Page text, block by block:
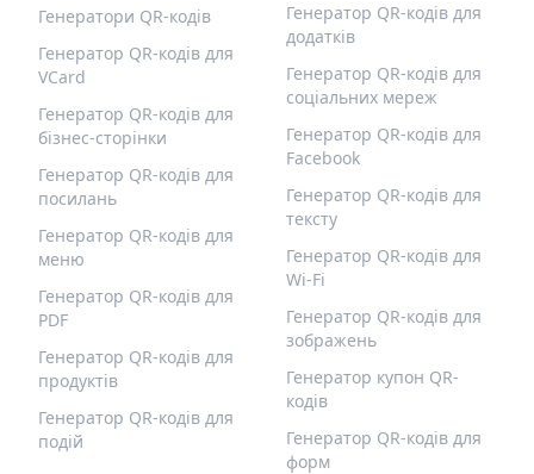
Генератори QR-кодів
Генератор QR-кодів для
VCard
Генератор QR-кодів для
бізнес-сторінки
Генератор QR-кодів для
посилань
Генератор QR-кодів для
меню
Генератор QR-кодів для
PDF
Генератор QR-кодів для
продуктів
Генератор QR-кодів для
подій
Генератор QR-кодів для
додатків
Генератор QR-кодів для
соціальних мереж
Генератор QR-кодів для
Facebook
Генератор QR-кодів для
тексту
Генератор QR-кодів для
Wi-Fi
Генератор QR-кодів для
зображень
Генератор купон QR-
кодів
Генератор QR-кодів для
форм